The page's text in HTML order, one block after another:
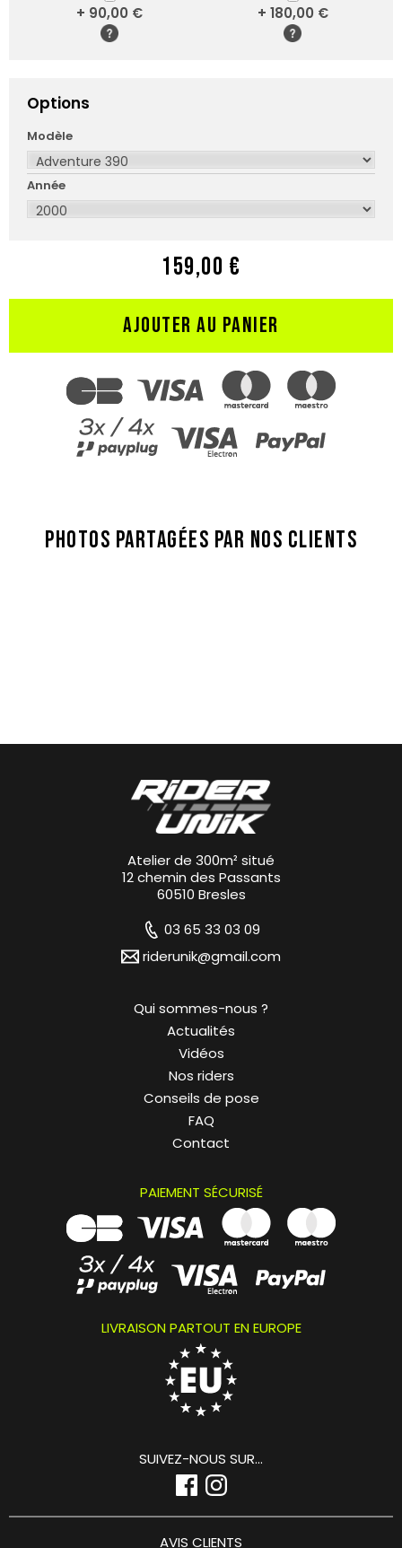
+ 90,00 € + 180,00 €
Options
Modèle
Année
159,00 €
AJOUTER AU PANIER
PHOTOS PARTAGÉES PAR NOS CLIENTS
Atelier de 300m² situé
12 chemin des Passants
60510 Bresles
03 65 33 03 09
riderunik@gmail.com
Qui sommes-nous ?
Actualités
Vidéos
Nos riders
Conseils de pose
FAQ
Contact
PAIEMENT SÉCURISÉ
LIVRAISON PARTOUT EN EUROPE
SUIVEZ-NOUS SUR...
AVIS CLIENTS